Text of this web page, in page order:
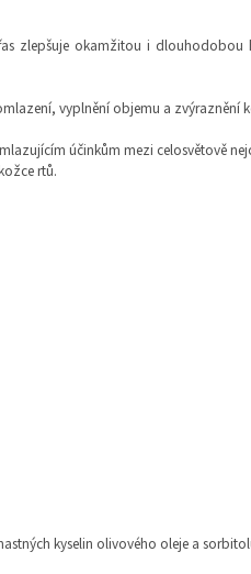
zlepšuje okamžitou i dlouhodobou
vyplnění objemu a zvýraznění
účinkům mezi celosvětově
rtů.
kyselin olivového oleje a